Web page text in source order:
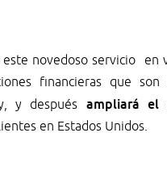
este novedoso servicio
financieras que
y después ampliará el
en Estados Unidos.